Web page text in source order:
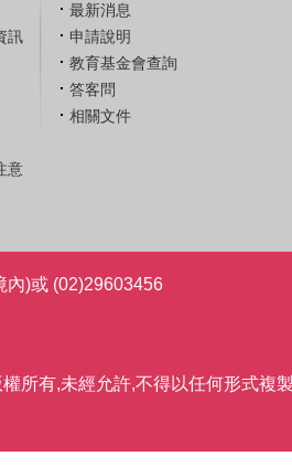
訊
意
最新消息
申請說明
教育基金會查詢
答客問
相關文件
內)或 (02)29603456
所有,未經允許,不得以任何形式複